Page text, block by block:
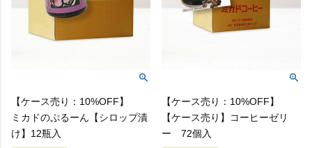
【ケース売り：10%OFF】
ミカドのぷるーん【シロップ漬
け】12瓶入
【ケース売り：10%OFF】
【ケース売り】コーヒーゼリ
ー 72個入